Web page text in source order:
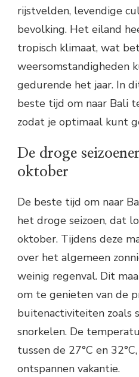
rijstvelden, levendige
bevolking. Het eiland
tropisch klimaat, wat
weersomstandigheden
gedurende het jaar. In
beste tijd om naar Bali
zodat je optimaal kunt
De droge
oktober
De beste tijd om naar
het droge seizoen, dat
oktober. Tijdens deze
over het algemeen
weinig regenval. Dit
om te genieten van de
buitenactiviteiten zoals
snorkelen. De
tussen de 27°C en
ontspannen vakantie.